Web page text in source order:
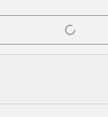
logge ind eller